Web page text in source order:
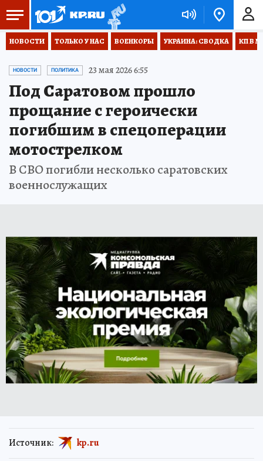
НОВОСТИ ТОЛЬКО У НАС ВОЕНКОРЫ УКРАИНА: СВОДКА КП В
НОВОСТИ ПОЛИТИКА 23 мая 2026 6:55
Под Саратовом прошло
прощание с героически
погибшим в спецоперации
мотострелком
В СВО погибли несколько саратовских
военнослужащих
Источник: kp.ru